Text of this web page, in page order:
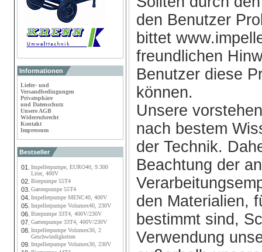
Informationen
Liefer- und
Versandbedingungen
Privatsphäre
und Datenschutz
Unsere AGB
Widerrufsrecht
Kontakt
Impressum
Bestseller
01.
Impellerpumpe, EURO40, 9.300
Liter, 400V
02. Bierpumpe 55T4
03. Gartenpumpe 55T4
04. Impellerpumpe MENC40, 400V
05. Impellerpumpe Volumex40, 230V
06. Bierpumpe 33T4, 400V/230V
07. Gartenpumpe 33T4, 400V/230V
08. Impellerpumpe Volumex30, 2
Geschwindigkeiten
09. Impellerpumpe Volumex30, 230V
den Benutzer
bittet
freundlichen
Benutzer diese
können.
Unsere
nach bestem
der Technik.
Beachtung der
den Materialien,
bestimmt sind,
Verwendung